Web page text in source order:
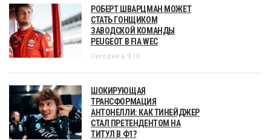
РОБЕРТ ШВАРЦМАН МОЖЕТ
СТАТЬ ГОНЩИКОМ
ЗАВОДСКОЙ КОМАНДЫ
PEUGEOT В FIA WEC
Сегодня в 9:10
ШОКИРУЮЩАЯ
ТРАНСФОРМАЦИЯ
АНТОНЕЛЛИ: КАК ТИНЕЙДЖЕР
СТАЛ ПРЕТЕНДЕНТОМ НА
ТИТУЛ В Ф1?